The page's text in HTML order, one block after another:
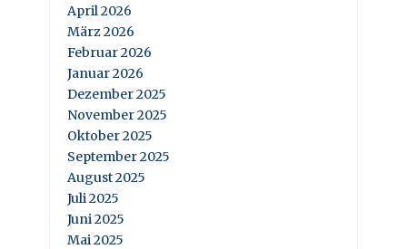
April 2026
März 2026
Februar 2026
Januar 2026
Dezember 2025
November 2025
Oktober 2025
September 2025
August 2025
Juli 2025
Juni 2025
Mai 2025